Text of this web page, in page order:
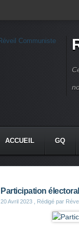
ACCUEIL GQ
Participation
20 Avril 2023 , Rédigé par